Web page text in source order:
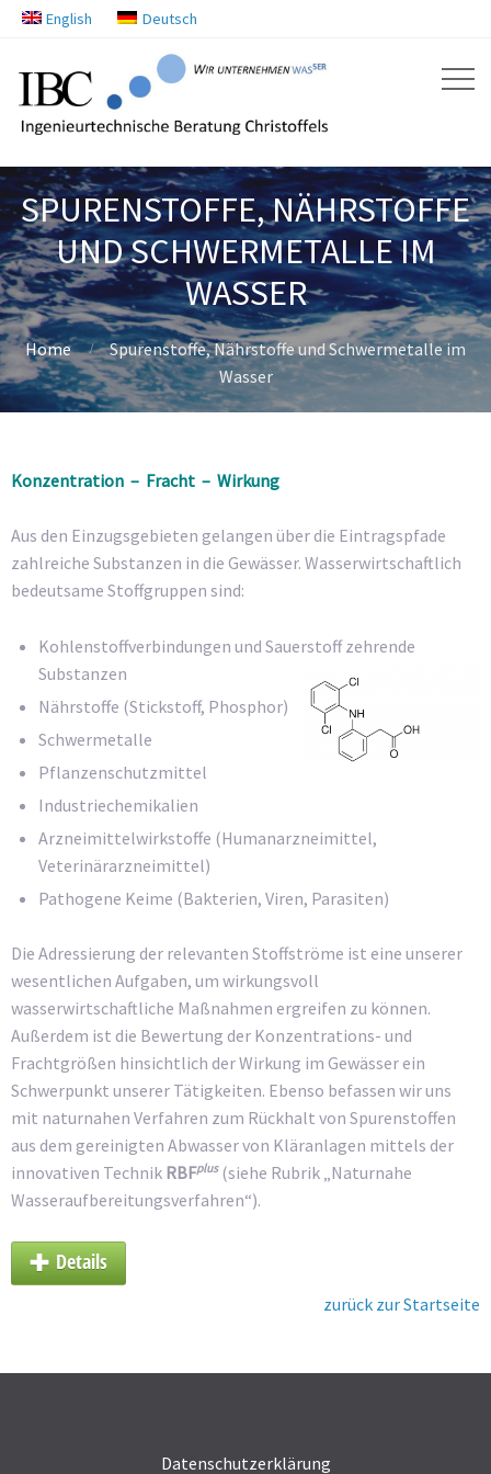
English Deutsch
SPURENSTOFFE, NÄHRSTOFFE
UND SCHWERMETALLE IM
WASSER
Home
Spurenstoffe, Nährstoffe und Schwermetalle im
Wasser
Konzentration – Fracht – Wirkung
Aus den Einzugsgebieten gelangen über die Eintragspfade
zahlreiche Substanzen in die Gewässer. Wasserwirtschaftlich
bedeutsame Stoffgruppen sind:
Kohlenstoffverbindungen und Sauerstoff zehrende
Substanzen
Nährstoffe (Stickstoff, Phosphor)
Schwermetalle
Pflanzenschutzmittel
Industriechemikalien
Arzneimittelwirkstoffe (Humanarzneimittel,
Veterinärarzneimittel)
Pathogene Keime (Bakterien, Viren, Parasiten)
Die Adressierung der relevanten Stoffströme ist eine unserer
wesentlichen Aufgaben, um wirkungsvoll
wasserwirtschaftliche Maßnahmen ergreifen zu können.
Außerdem ist die Bewertung der Konzentrations- und
Frachtgrößen hinsichtlich der Wirkung im Gewässer ein
Schwerpunkt unserer Tätigkeiten. Ebenso befassen wir uns
mit naturnahen Verfahren zum Rückhalt von Spurenstoffen
aus dem gereinigten Abwasser von Kläranlagen mittels der
innovativen Technik RBFplus(siehe Rubrik „Naturnahe
Wasseraufbereitungsverfahren“).
Details
zurück zur Startseite
Datenschutzerklärung